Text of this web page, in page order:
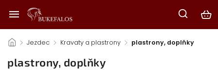
/ Jezdec / Kravaty a plastrony / plastrony, doplňky
plastrony, doplňky